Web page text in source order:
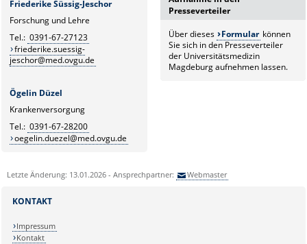
Friederike Süssig-Jeschor
Forschung und Lehre
Tel.: 0391-67-27123
friederike.suessig-
jeschor@med.ovgu.de
Ögelin Düzel
Krankenversorgung
Tel.: 0391-67-28200
oegelin.duezel@med.ovgu.de
Presseverteiler
Über dieses
Formular können
Sie sich in den Presseverteiler
der Universitätsmedizin
Magdeburg aufnehmen lassen.
Letzte Änderung: 13.01.2026 - Ansprechpartner: Webmaster
KONTAKT
Impressum
Kontakt